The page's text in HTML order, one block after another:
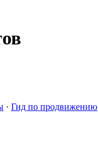
· Гид по продвижению